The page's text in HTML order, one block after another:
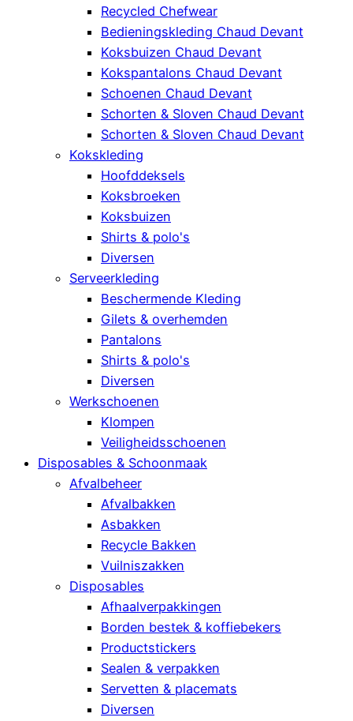
Recycled Chefwear
Bedieningskleding Chaud Devant
Koksbuizen Chaud Devant
Kokspantalons Chaud Devant
Schoenen Chaud Devant
Schorten & Sloven Chaud Devant
Schorten & Sloven Chaud Devant
Kokskleding
Hoofddeksels
Koksbroeken
Koksbuizen
Shirts & polo's
Diversen
Serveerkleding
Beschermende Kleding
Gilets & overhemden
Pantalons
Shirts & polo's
Diversen
Werkschoenen
Klompen
Veiligheidsschoenen
Disposables & Schoonmaak
Afvalbeheer
Afvalbakken
Asbakken
Recycle Bakken
Vuilniszakken
Disposables
Afhaalverpakkingen
Borden bestek & koffiebekers
Productstickers
Sealen & verpakken
Servetten & placemats
Diversen